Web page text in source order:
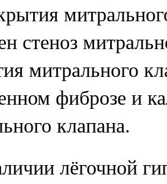
стеноз
митрального
фиброзе и
клапана.
лёгочной